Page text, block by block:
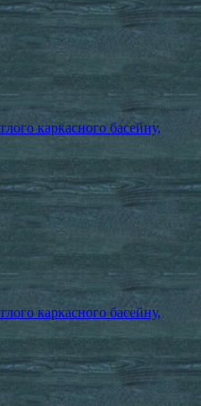
каркасного басейну,
каркасного басейну,